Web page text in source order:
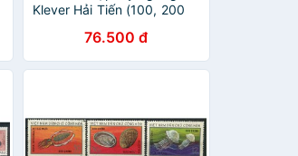
Klever Hải Tiến (100, 200
Miền Nam76.500 đ